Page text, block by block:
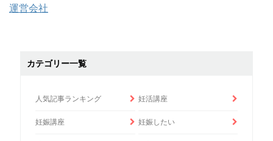
運営会社
カテゴリー一覧
人気記事ランキング 妊活講座
妊娠講座 妊娠したい